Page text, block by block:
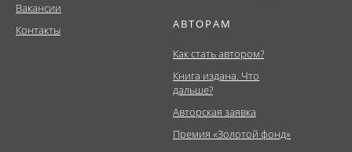
Вакансии
Контакты
АВТОРАМ
Как стать автором?
Книга издана. Что
дальше?
Авторская заявка
Премия «Золотой фонд»